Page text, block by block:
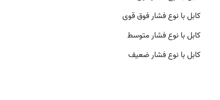
کابل با نوع فشار فوق قوی
کابل با نوع فشار متوسط
کابل با نوع فشار ضعیف